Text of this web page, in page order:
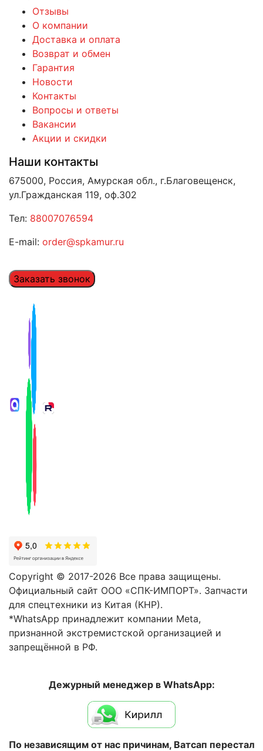
Отзывы
О компании
Доставка и оплата
Возврат и обмен
Гарантия
Новости
Контакты
Вопросы и ответы
Вакансии
Акции и скидки
Наши контакты
675000, Россия, Амурская обл., г.Благовещенск,
ул.Гражданская 119, оф.302
Тел: 88007076594
E-mail: order@spkamur.ru
Заказать звонок
Copyright © 2017-2026 Все права защищены.
Официальный сайт ООО «СПК-ИМПОРТ». Запчасти
для спецтехники из Китая (КНР).
*WhatsApp принадлежит компании Meta,
признанной экстремистской организацией и
запрещённой в РФ.
Дежурный менеджер в WhatsApp:
По независящим от нас причинам, Ватсап перестал